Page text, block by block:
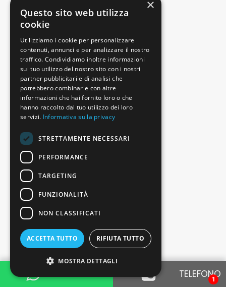
Chiamata automatica per emergenze
Luci diurne LED
TELEFONO
1
×
Questo sito web utilizza
cookie
Utilizziamo i cookie per personalizzare
contenuti, annunci e per analizzare il nostro
traffico. Condividiamo inoltre informazioni
sul tuo utilizzo del nostro sito con i nostri
partner pubblicitari e di analisi che
potrebbero combinarle con altre
informazioni che hai fornito loro o che
hanno raccolto dal tuo utilizzo dei loro
servizi. Informativa sulla privacy
STRETTAMENTE NECESSARI
PERFORMANCE
TARGETING
FUNZIONALITÀ
NON CLASSIFICATI
ACCETTA TUTTO RIFIUTA TUTTO
MOSTRA DETTAGLI